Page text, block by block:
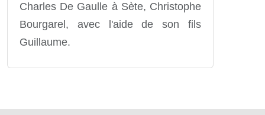
Charles De Gaulle à Sète, Christophe
Bourgarel, avec l'aide de son fils
Guillaume.